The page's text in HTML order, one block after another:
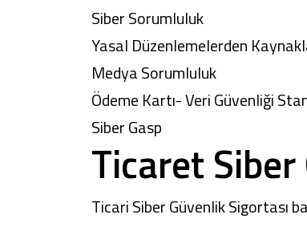
Siber Sorumluluk
Yasal Düzenlemelerden
Medya Sorumluluk
Ödeme Kartı- Veri Güvenliği
Siber Gasp
Ticaret
Ticari Siber Güvenlik Sigortası